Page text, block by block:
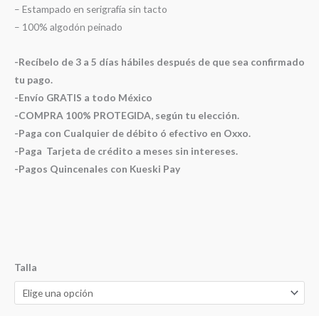
– Estampado en serigrafía sin tacto
– 100% algodón peinado
-Recíbelo de 3 a 5 días hábiles después de que sea confirmado
tu pago.
-Envío GRATIS a todo México
-COMPRA 100% PROTEGIDA, según tu elección.
-Paga con Cualquier de débito ó efectivo en Oxxo.
-Paga Tarjeta de crédito a meses sin intereses.
-Pagos Quincenales con Kueski Pay
Talla